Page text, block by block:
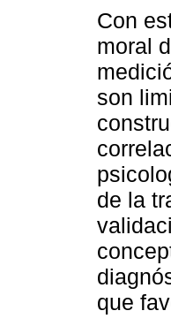
Con
moral
son
de la
que